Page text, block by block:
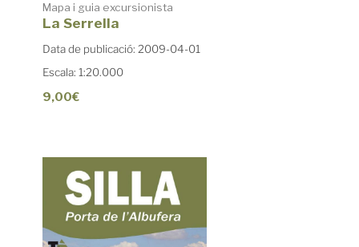
Mapa i guia excursionista
La Serrella
Data de publicació: 2009-04-01
Escala: 1:20.000
9,00€